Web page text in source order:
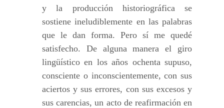
y la producción historiográfica se
sostiene ineludiblemente en las palabras
que le dan forma. Pero sí me quedé
satisfecho. De alguna manera el giro
lingüístico en los años ochenta supuso,
consciente o inconscientemente, con sus
aciertos y sus errores, con sus excesos y
sus carencias, un acto de reafirmación en